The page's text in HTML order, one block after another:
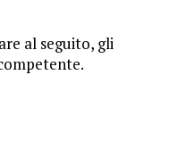
al seguito, gli